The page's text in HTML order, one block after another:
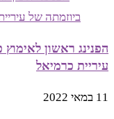
הפנינג ראשון
עיריית כרמיאל
11 במאי 2022